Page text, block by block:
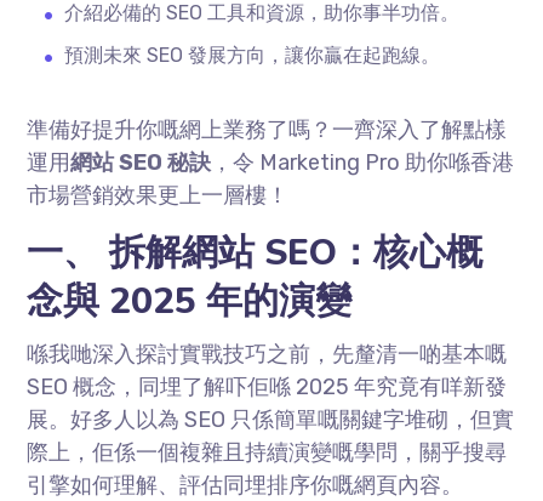
介紹必備的 SEO 工具和資源，助你事半功倍。
預測未來 SEO 發展方向，讓你贏在起跑線。
準備好提升你嘅網上業務了嗎？一齊深入了解點樣
運用網站 SEO 秘訣 ，令 Marketing Pro 助你喺香港
市場營銷效果更上一層樓！
一、 拆解網站 SEO：核心概
念與 2025 年的演變
喺我哋深入探討實戰技巧之前，先釐清一啲基本嘅
SEO 概念，同埋了解吓佢喺 2025 年究竟有咩新發
展。好多人以為 SEO 只係簡單嘅關鍵字堆砌，但實
際上，佢係一個複雜且持續演變嘅學問，關乎搜尋
引擎如何理解、評估同埋排序你嘅網頁內容。